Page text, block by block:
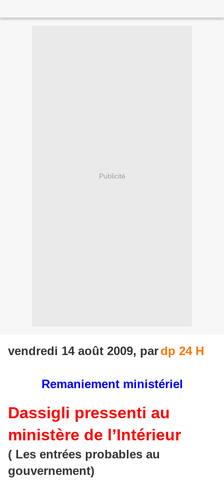
Publicité
vendredi 14 août 2009, pardp 24 H
Remaniement ministériel
Dassigli pressenti au
ministère de l’Intérieur
( Les entrées probables au
gouvernement)